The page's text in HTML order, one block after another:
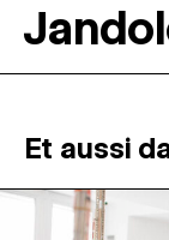
RÉSIDENCES
ATELIERS
Et aussi